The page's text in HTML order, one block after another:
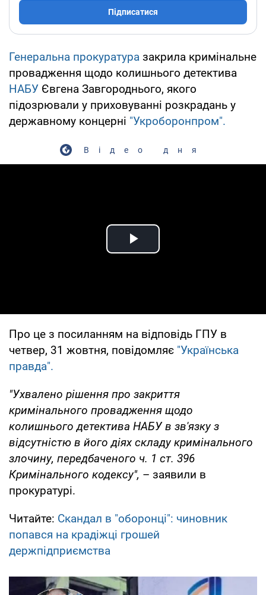
Підписатися
Генеральна прокуратура закрила кримінальне
провадження щодо колишнього детектива
НАБУ Євгена Завгороднього, якого
підозрювали у приховуванні розкрадань у
державному концерні "Укроборонпром".
Відео дня
Play Video
Про це з посиланням на відповідь ГПУ в
четвер, 31 жовтня, повідомляє "Українська
правда".
"Ухвалено рішення про закриття
кримінального провадження щодо
колишнього детектива НАБУ в зв'язку з
відсутністю в його діях складу кримінального
злочину, передбаченого ч. 1 ст. 396
Кримінального кодексу", – заявили в
прокуратурі.
Читайте: Скандал в "оборонці": чиновник
попався на крадіжці грошей
держпідприємства